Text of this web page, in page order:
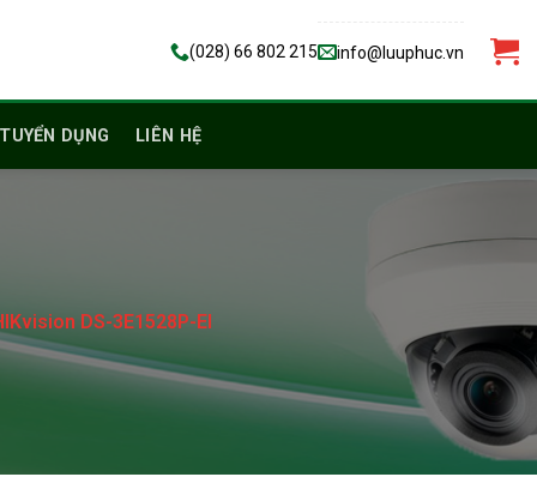
(028) 66 802 215 info@luuphuc.vn
TUYỂN DỤNG LIÊN HỆ
DS-3E1528P-EI